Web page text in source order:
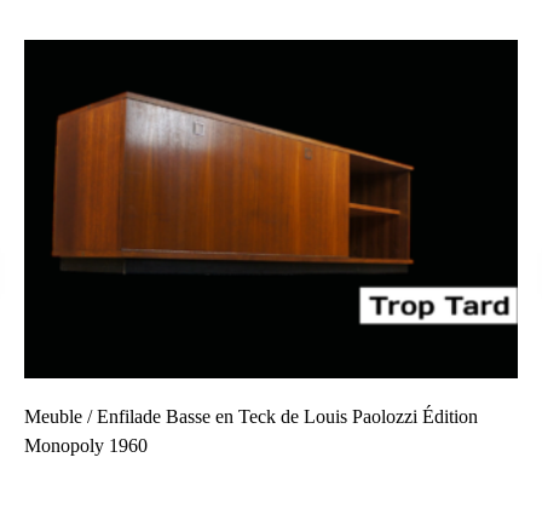
Meuble / Enfilade Basse en Teck de Louis Paolozzi Édition
Monopoly 1960